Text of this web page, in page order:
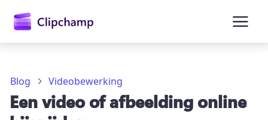
Blog Videobewerking
Een video of afbeelding online